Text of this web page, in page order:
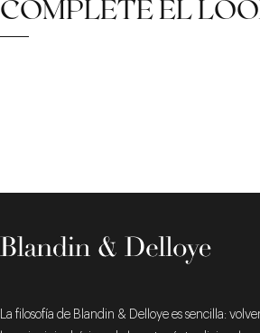
COMPLETE EL
La filosofía de Blandin & Delloye es sencilla: